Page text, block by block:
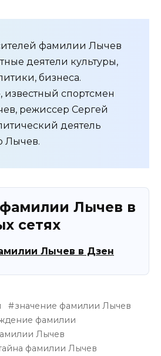
фамилии Лычев
деятели культуры,
бизнеса.
спортсмен
режиссер Сергей
деятель
Лычев.
Лычев в
сетях
Лычев в Дзен
значение фамилии Лычев
фамилии
Лычев
фамилии Лычев